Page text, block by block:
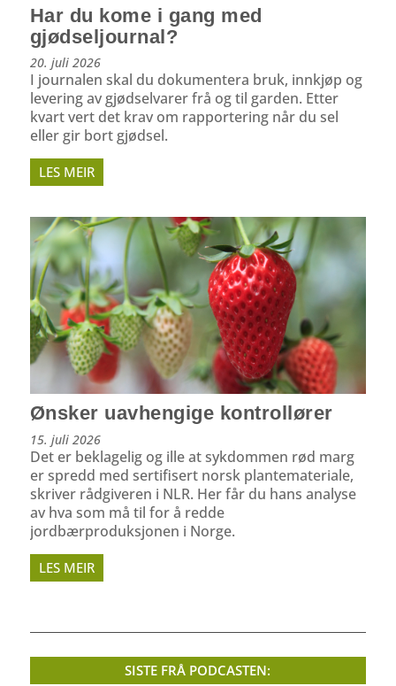
Har du kome i gang med
gjødseljournal?
20. juli 2026
I journalen skal du dokumentera bruk, innkjøp og
levering av gjødselvarer frå og til garden. Etter
kvart vert det krav om rapportering når du sel
eller gir bort gjødsel.
LES MEIR
Ønsker uavhengige kontrollører
15. juli 2026
Det er beklagelig og ille at sykdommen rød marg
er spredd med sertifisert norsk plantemateriale,
skriver rådgiveren i NLR. Her får du hans analyse
av hva som må til for å redde
jordbærproduksjonen i Norge.
LES MEIR
SISTE FRÅ PODCASTEN: